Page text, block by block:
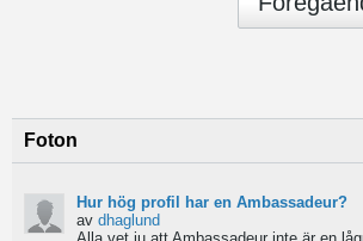
Foton
Hur hög profil har en Ambassadeur?
av dhaglund